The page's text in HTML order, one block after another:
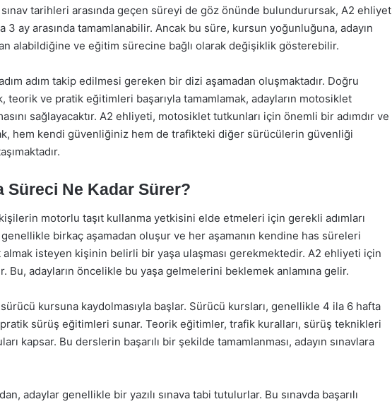
tarihleri arasında geçen süreyi de göz önünde bulundurursak, A2 ehliyet
3 ay arasında tamamlanabilir. Ancak bu süre, kursun yoğunluğuna, adayın
alabildiğine ve eğitim sürecine bağlı olarak değişiklik gösterebilir.
adım takip edilmesi gereken bir dizi aşamadan oluşmaktadır. Doğru
teorik ve pratik eğitimleri başarıyla tamamlamak, adayların motosiklet
sağlayacaktır. A2 ehliyeti, motosiklet tutkunları için önemli bir adımdır ve
hem kendi güvenliğiniz hem de trafikteki diğer sürücülerin güvenliği
Süreci Ne Kadar Sürer?
motorlu taşıt kullanma yetkisini elde etmeleri için gerekli adımları
birkaç aşamadan oluşur ve her aşamanın kendine has süreleri
almak isteyen kişinin belirli bir yaşa ulaşması gerekmektedir. A2 ehliyeti için
Bu, adayların öncelikle bu yaşa gelmelerini beklemek anlamına gelir.
kursuna kaydolmasıyla başlar. Sürücü kursları, genellikle 4 ila 6 hafta
sürüş eğitimleri sunar. Teorik eğitimler, trafik kuralları, sürüş teknikleri
kapsar. Bu derslerin başarılı bir şekilde tamamlanması, adayın sınavlara
adaylar genellikle bir yazılı sınava tabi tutulurlar. Bu sınavda başarılı